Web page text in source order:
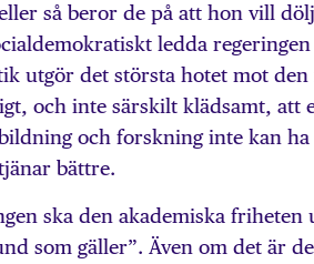
så beror de på att hon vill
ledda
utgör det största hotet mot
och inte särskilt klädsamt, att
och forskning inte kan ha
bättre.
ska den akademiska friheten
som gäller”. Även om det är